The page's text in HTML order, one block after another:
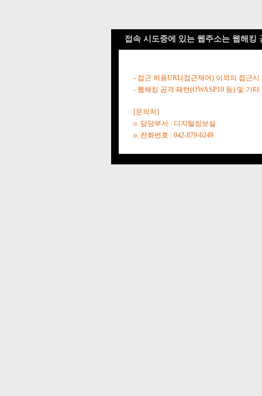
접속 시도중에 있는 웹주소는 웹해킹
- 접근 허용URL(접근제어) 이외의 접근시
- 웹해킹 공격 패턴(OWASP10 등) 및 기
[문의처]
o. 담당부서 : 디지털정보실
o. 전화번호 : 042-879-6249